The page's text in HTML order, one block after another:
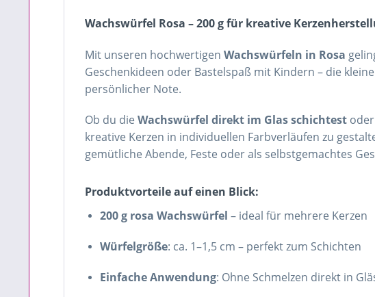
Wachswürfel Rosa – 200 g für kreative
Mit unseren hochwertigen Wachswürfeln in Rosa
Geschenkideen oder Bastelspaß mit Kindern – die
persönlicher Note.
Ob du die Wachswürfel direkt im Glas schichtest
kreative Kerzen in individuellen Farbverläufen zu
gemütliche Abende, Feste oder als selbstgemachtes
Produktvorteile auf einen Blick:
200 g rosa Wachswürfel – ideal für mehrere Kerzen
Würfelgröße: ca. 1–1,5 cm – perfekt zum Schichten
Einfache Anwendung: Ohne Schmelzen direkt in